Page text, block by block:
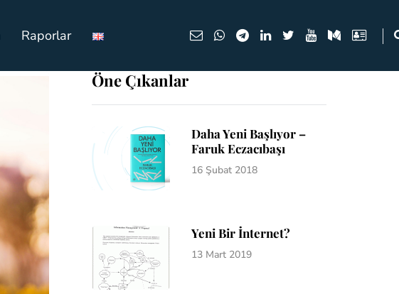
Raporlar
Öne Çıkanlar
Daha Yeni Başlıyor –
Faruk Eczacıbaşı
16 Şubat 2018
Yeni Bir İnternet?
13 Mart 2019